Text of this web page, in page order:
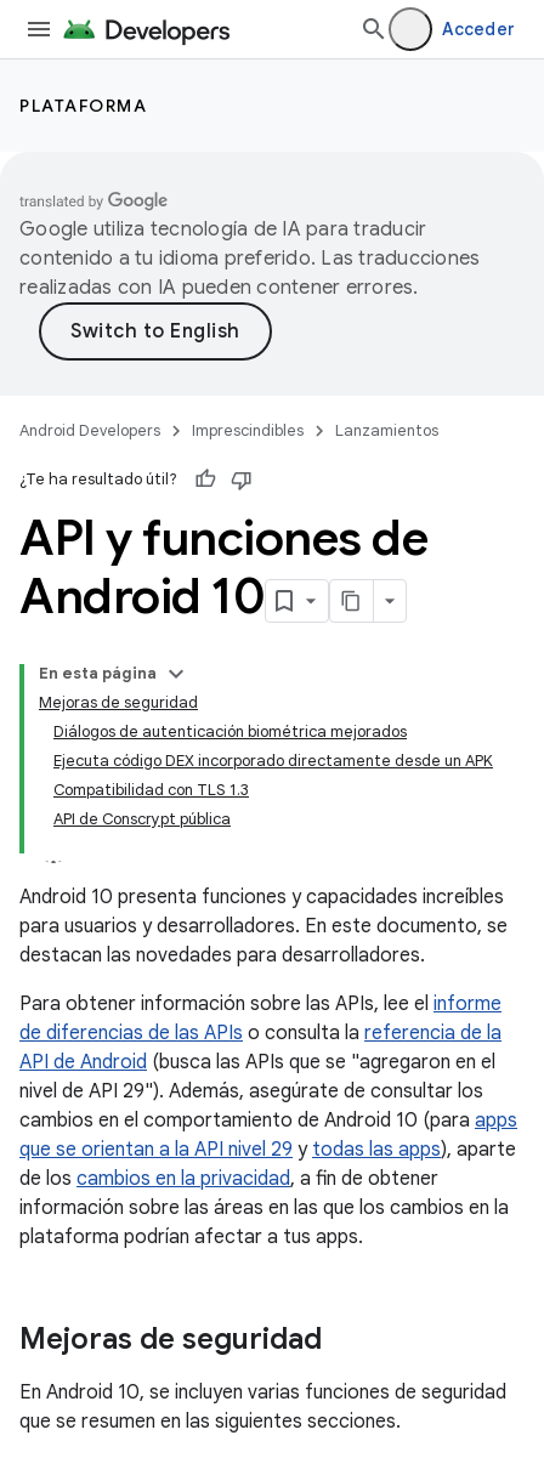
Acceder
PLATAFORMA
Google utiliza tecnología de IA para traducir
contenido a tu idioma preferido. Las traducciones
realizadas con IA pueden contener errores.
Android Developers Imprescindibles Lanzamientos
¿Te ha resultado útil?
API y funciones de
Android 10
En esta página
Mejoras de seguridad
Diálogos de autenticación biométrica mejorados
Ejecuta código DEX incorporado directamente desde un APK
Compatibilidad con TLS 1.3
API de Conscrypt pública
Android 10 presenta funciones y capacidades increíbles
para usuarios y desarrolladores. En este documento, se
destacan las novedades para desarrolladores.
Para obtener información sobre las APIs, lee el informe
de diferencias de las APIs o consulta la referencia de la
API de Android (busca las APIs que se "agregaron en el
nivel de API 29"). Además, asegúrate de consultar los
cambios en el comportamiento de Android 10 (para apps
que se orientan a la API nivel 29 y todas las apps), aparte
de los cambios en la privacidad, a fin de obtener
información sobre las áreas en las que los cambios en la
plataforma podrían afectar a tus apps.
Mejoras de seguridad
En Android 10, se incluyen varias funciones de seguridad
que se resumen en las siguientes secciones.